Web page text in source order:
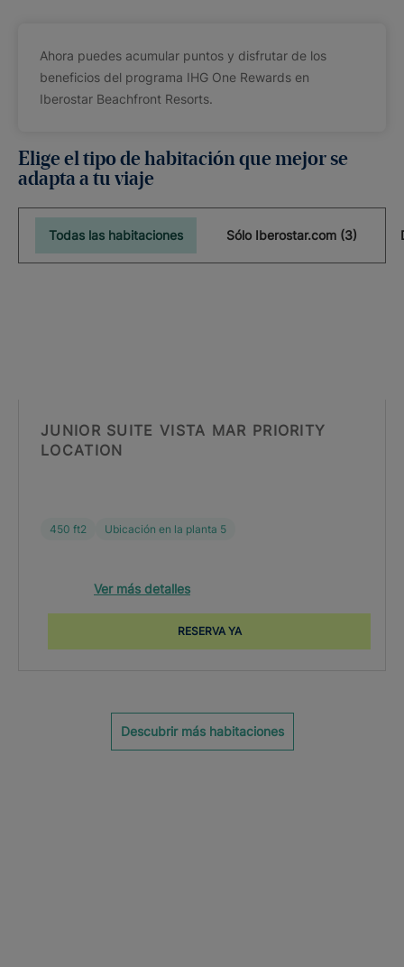
Ahora puedes acumular puntos y disfrutar de los
beneficios del programa IHG One Rewards en
Iberostar Beachfront Resorts.
Elige el tipo de habitación que mejor se
adapta a tu viaje
Todas las habitaciones Sólo Iberostar.com (3)
JUNIOR SUITE VISTA MAR PRIORITY
LOCATION
450 ft2 Ubicación en la planta 5
Ver más detalles
RESERVA YA
Descubrir más habitaciones